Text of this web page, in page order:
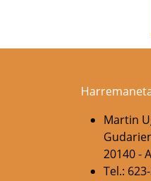
Martin
20140 -
Tel.: